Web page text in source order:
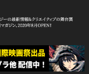
「cowai コ